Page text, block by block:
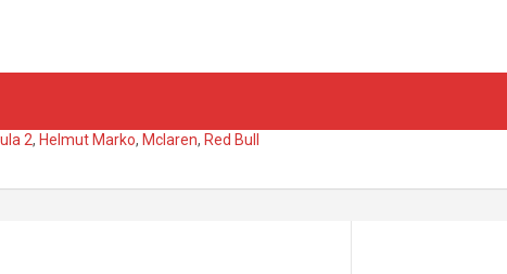
2, Helmut Marko, Mclaren, Red Bull